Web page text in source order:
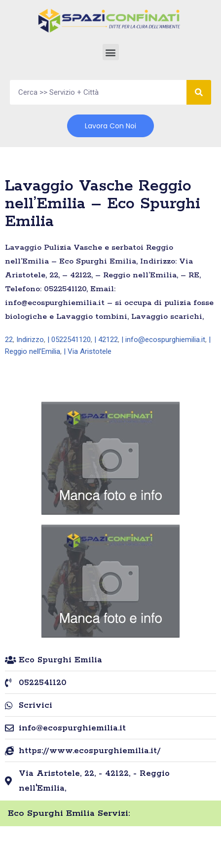
Lavora Con Noi
Lavaggio Vasche Reggio
nell’Emilia – Eco Spurghi
Emilia
Lavaggio Pulizia Vasche e serbatoi Reggio
nell’Emilia – Eco Spurghi Emilia, Indirizzo: Via
Aristotele, 22, – 42122, – Reggio nell’Emilia, – RE,
Telefono: 0522541120, Email:
info@ecospurghiemilia.it – si occupa di pulizia fosse
biologiche e Lavaggio tombini, Lavaggio scarichi,
22, Indirizzo, | 0522541120, | 42122, | info@ecospurghiemilia.it,
Reggio nell’Emilia, | Via Aristotele
Eco Spurghi Emilia
0522541120
Scrivici
info@ecospurghiemilia.it
https://www.ecospurghiemilia.it/
Via Aristotele, 22, - 42122, - Reggio
nell'Emilia,
Eco Spurghi Emilia Servizi: